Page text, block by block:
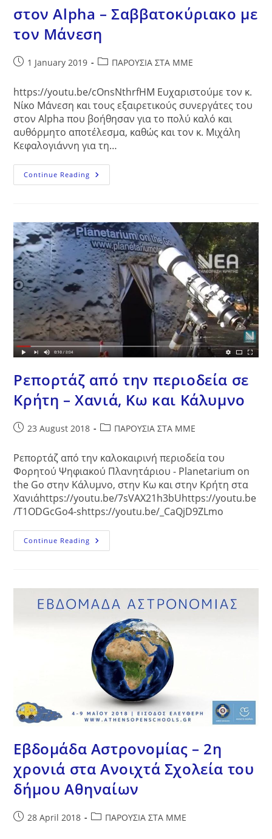
στον Alpha – Σαββατοκύριακο με
τον Μάνεση
Post1 January 2019
PostΠΑΡΟΥΣΙΑ ΣΤΑ ΜΜΕ
https://youtu.be/cOnsNthrfHM Ευχαριστούμε τον κ.
Νίκο Μάνεση και τους εξαιρετικούς συνεργάτες του
στον Alpha που βοήθησαν για το πολύ καλό και
αυθόρμητο αποτέλεσμα, καθώς και τον κ. Μιχάλη
Κεφαλογιάννη για τη…
Continue Reading Planetarium
On
Στον
Alpha
–
Σαββατοκύριακο
Με
Τον
Μάνεση
Ρεπορτάζ από την περιοδεία σε
Κρήτη – Χανιά, Κω και Κάλυμνο
Post23 August 2018
PostΠΑΡΟΥΣΙΑ ΣΤΑ ΜΜΕ
Ρεπορτάζ από την καλοκαιρινή περιοδεία του
Φορητού Ψηφιακού Πλανητάριου - Planetarium on
the Go στην Κάλυμνο, στην Κω και στην Κρήτη στα
Χανιάhttps://youtu.be/7sVAX21h3bUhttps://youtu.be
/T1ODGcGo4-shttps://youtu.be/_CaQjD9ZLmo
Continue Reading Ρεπορτάζ
Από
–
Χανιά,
Κω
Κάλυμνο
Εβδομάδα Αστρονομίας – 2η
χρονιά στα Ανοιχτά Σχολεία του
δήμου Αθηναίων
Post28 April 2018
PostΠΑΡΟΥΣΙΑ ΣΤΑ ΜΜΕ